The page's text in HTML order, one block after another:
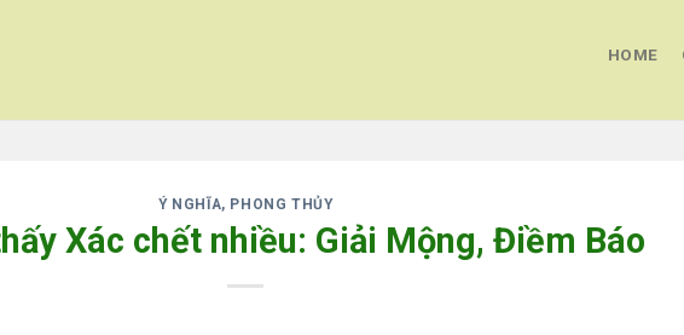
HOME
Ý NGHĨA, PHONG THỦY
Xác chết nhiều: Giải Mộng, Điềm Báo